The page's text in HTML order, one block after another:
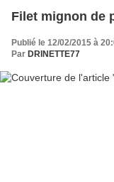
Filet mignon de
Publié le 12/02/2015 à
Par DRINETTE77